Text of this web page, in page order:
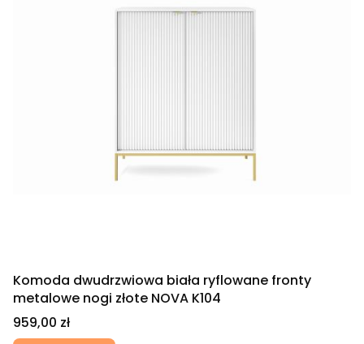
Komoda dwudrzwiowa biała ryflowane fronty
metalowe nogi złote NOVA K104
Cena
959,00 zł